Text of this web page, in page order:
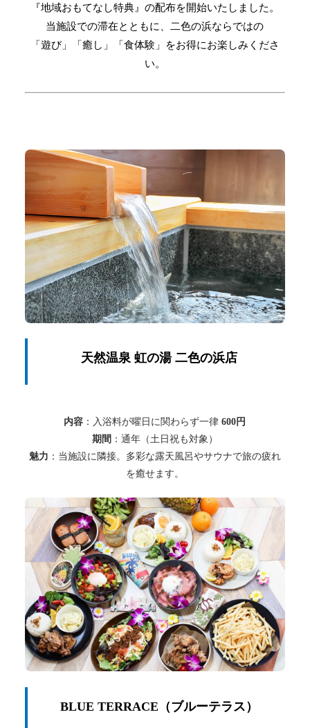
『地域おもてなし特典』の配布を開始いたしました。
当施設での滞在とともに、二色の浜ならではの
「遊び」「癒し」「食体験」をお得にお楽しみくださ
い。
天然温泉 虹の湯 二色の浜店
内容 ：入浴料が曜日に関わらず一律600円
期間 ：通年（土日祝も対象）
魅力 ：当施設に隣接。多彩な露天風呂やサウナで旅の疲れ
を癒せます。
BLUE TERRACE（ブルーテラス）